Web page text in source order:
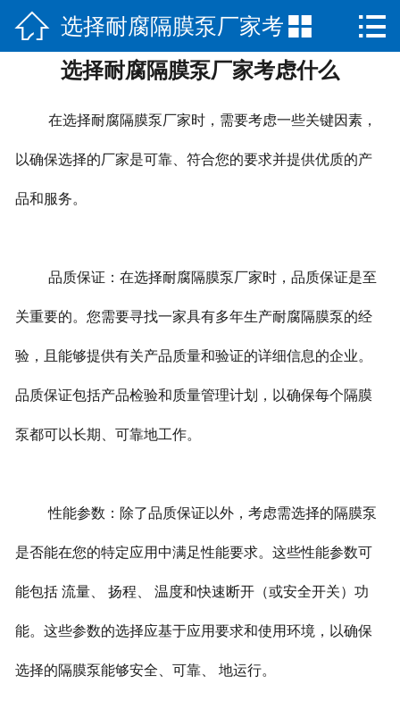
 网站首页
公司简介
产品展示
新闻中心
 选择耐腐隔膜泵厂家考
虑什么
 
选择耐腐隔膜泵厂家考虑什么
在选择耐腐隔膜泵厂家时，需要考虑一些关键因素，
以确保选择的厂家是可靠、符合您的要求并提供优质的产
品和服务。
品质保证：在选择耐腐隔膜泵厂家时，品质保证是至
关重要的。您需要寻找一家具有多年生产耐腐隔膜泵的经
验，且能够提供有关产品质量和验证的详细信息的企业。
品质保证包括产品检验和质量管理计划，以确保每个隔膜
泵都可以长期、可靠地工作。
性能参数：除了品质保证以外，考虑需选择的隔膜泵
是否能在您的特定应用中满足性能要求。这些性能参数可
能包括 流量、 扬程、 温度和快速断开（或安全开关）功
能。这些参数的选择应基于应用要求和使用环境，以确保
选择的隔膜泵能够安全、可靠、 地运行。